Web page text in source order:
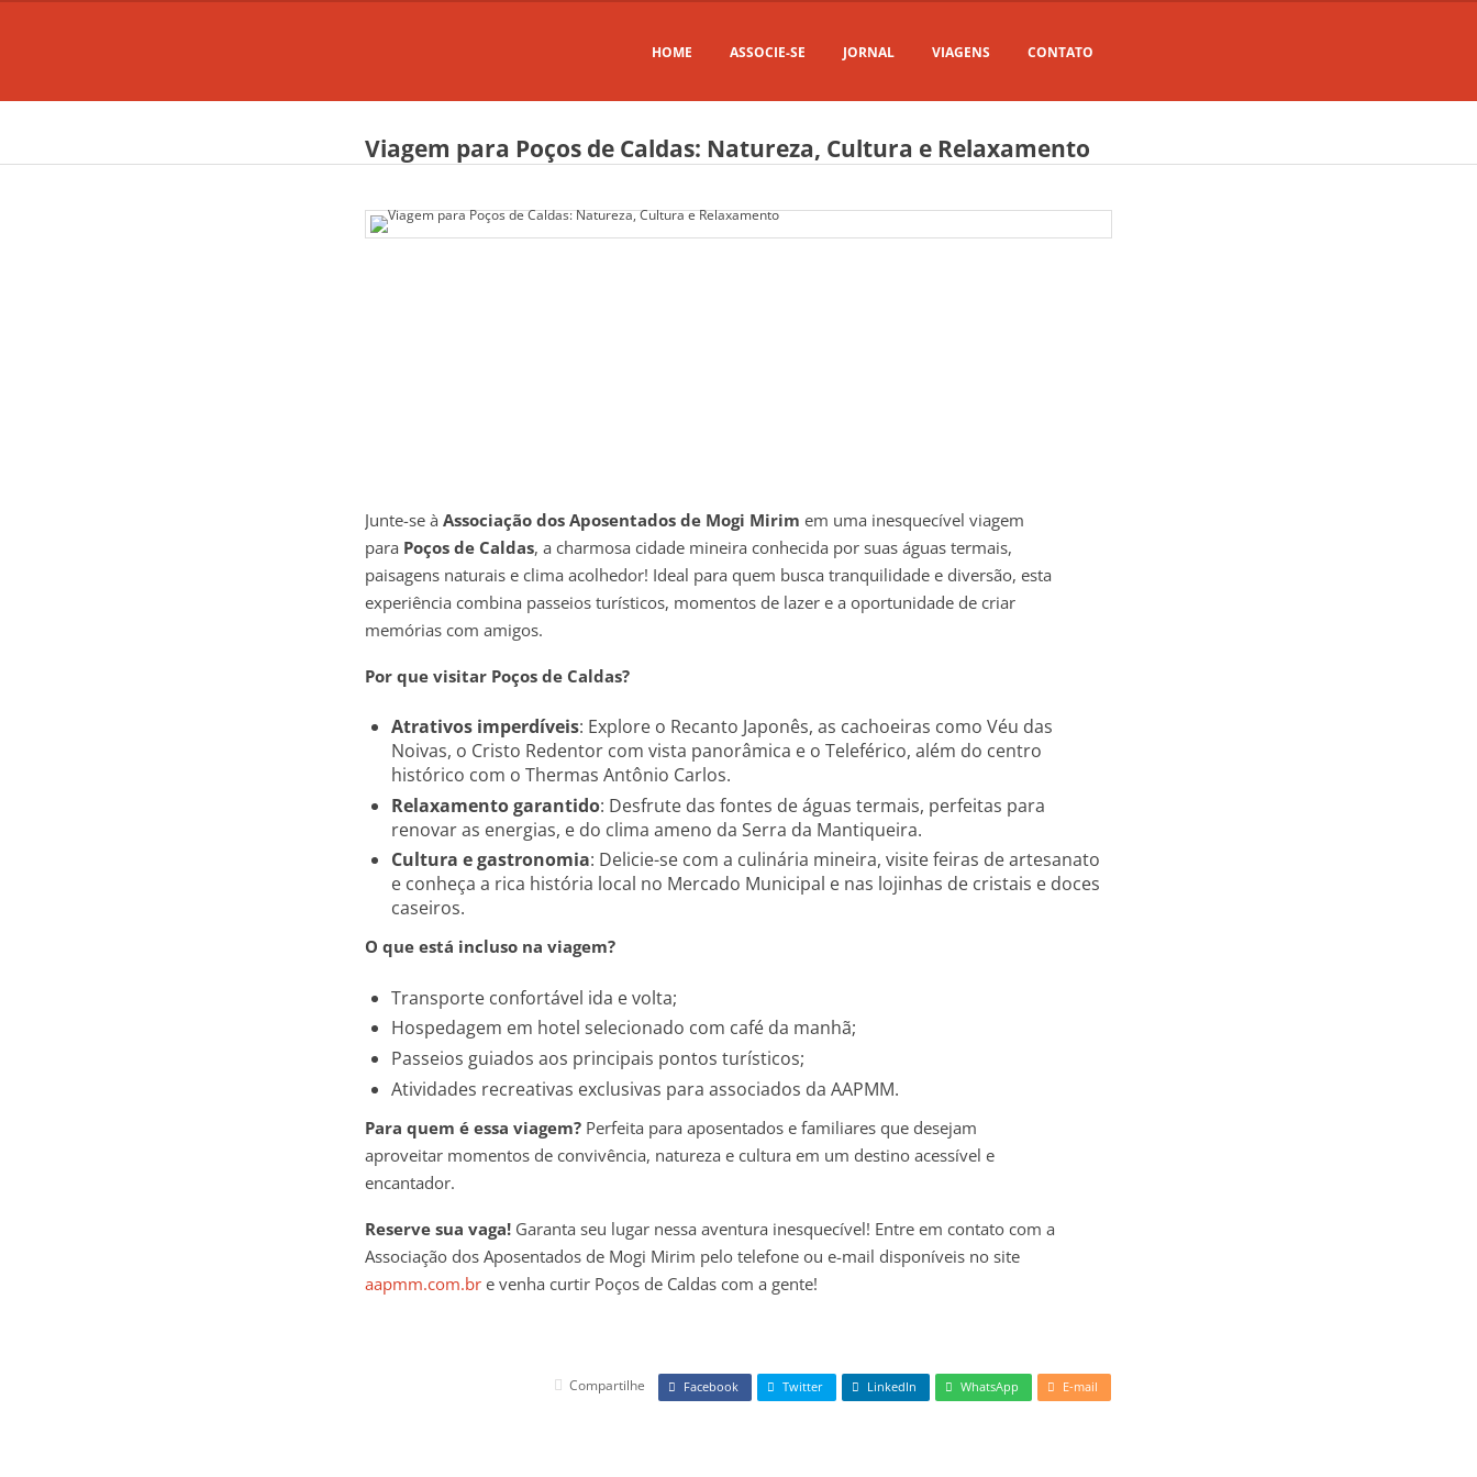
HOME ASSOCIE-SE JORNAL VIAGENS CONTATO
Viagem para Poços de Caldas: Natureza, Cultura e Relaxamento
Junte-se à Associação dos Aposentados de Mogi Mirim em uma inesquecível viagem
para Poços de Caldas, a charmosa cidade mineira conhecida por suas águas termais,
paisagens naturais e clima acolhedor! Ideal para quem busca tranquilidade e diversão, esta
experiência combina passeios turísticos, momentos de lazer e a oportunidade de criar
memórias com amigos.
Por que visitar Poços de Caldas?
Atrativos imperdíveis: Explore o Recanto Japonês, as cachoeiras como Véu das
Noivas, o Cristo Redentor com vista panorâmica e o Teleférico, além do centro
histórico com o Thermas Antônio Carlos.
Relaxamento garantido: Desfrute das fontes de águas termais, perfeitas para
renovar as energias, e do clima ameno da Serra da Mantiqueira.
Cultura e gastronomia: Delicie-se com a culinária mineira, visite feiras de artesanato
e conheça a rica história local no Mercado Municipal e nas lojinhas de cristais e doces
caseiros.
O que está incluso na viagem?
Transporte confortável ida e volta;
Hospedagem em hotel selecionado com café da manhã;
Passeios guiados aos principais pontos turísticos;
Atividades recreativas exclusivas para associados da AAPMM.
Para quem é essa viagem? Perfeita para aposentados e familiares que desejam
aproveitar momentos de convivência, natureza e cultura em um destino acessível e
encantador.
Reserve sua vaga! Garanta seu lugar nessa aventura inesquecível! Entre em contato com a
Associação dos Aposentados de Mogi Mirim pelo telefone ou e-mail disponíveis no site
aapmm.com.br e venha curtir Poços de Caldas com a gente!
Compartilhe Facebook Twitter LinkedIn WhatsApp E-mail